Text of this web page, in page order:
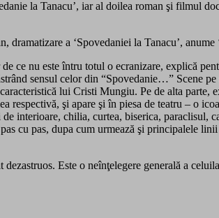
la Tanacu’, iar al doilea roman şi filmul
a ‘Spovedaniei la Tanacu’,
ce nu este întru totul o ecranizare, explică
sensul celor din “Spovedanie…” Scene
lui Cristi Mungiu. Pe de alta parte,
respectivă, şi apare şi în piesa de teatru – o
interioare, chilia, curtea, biserica,
cu pas, dupa cum urmează şi principalele
Este o neînţelegere generală a